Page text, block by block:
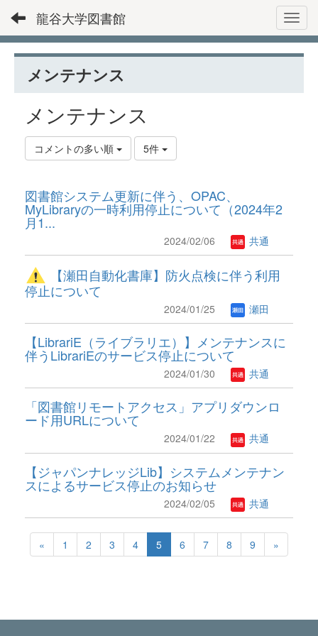
龍谷大学図書館
メンテナンス
メンテナンス
コメントの多い順 5件
図書館システム更新に伴う、OPAC、
MyLibraryの一時利用停止について（2024年2
月1...
2024/02/06 共通
【瀬田自動化書庫】防火点検に伴う利用
停止について
2024/01/25 瀬田
【LibrariE（ライブラリエ）】メンテナンスに
伴うLibrariEのサービス停止について
2024/01/30 共通
「図書館リモートアクセス」アプリダウンロ
ード用URLについて
2024/01/22 共通
【ジャパンナレッジLib】システムメンテナン
スによるサービス停止のお知らせ
2024/02/05 共通
« 1 2 3 4 5 6 7 8 9 »